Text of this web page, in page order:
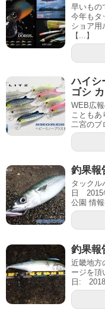
早いもの
今年もタ
ショア用
【...】
ハイシ
ゴシ カ
WEB広
ことも
二宮のブ
釣果
タック
日 2015
公園 情
釣果報
近畿地方
ージを頂
日: